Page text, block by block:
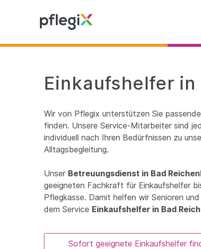
Einkaufshelfer
Wir von Pflegix unterstützen Sie passende
finden. Unsere Service-Mitarbeiter sind
individuell nach Ihren Bedürfnissen zu
Alltagsbegleitung.
Unser Betreuungsdienst in Bad
geeigneten Fachkraft für Einkaufshelfer
Pflegkasse. Damit helfen wir Senioren
dem Service Einkaufshelfer in Bad
Sofort geeignete Einkaufshelfer